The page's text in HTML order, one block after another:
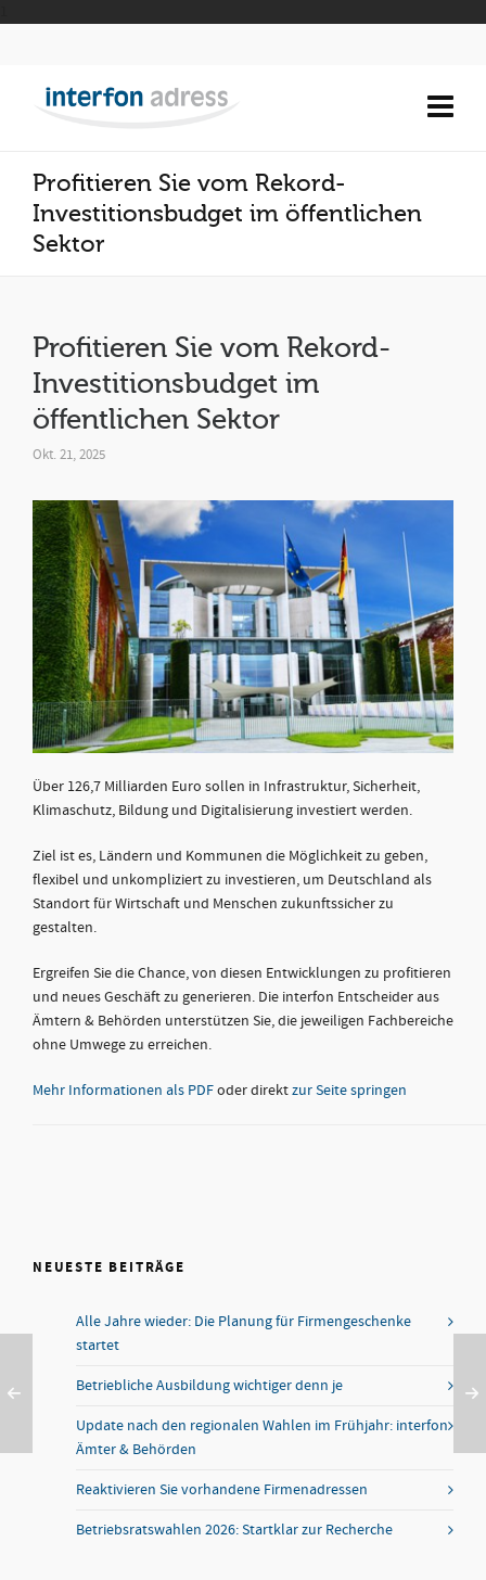
Profitieren Sie vom Rekord-
Investitionsbudget im öffentlichen
Sektor
Profitieren Sie vom Rekord-
Investitionsbudget im
öffentlichen Sektor
Okt. 21, 2025
Über 126,7 Milliarden Euro sollen in Infrastruktur, Sicherheit,
Klimaschutz, Bildung und Digitalisierung investiert werden.
Ziel ist es, Ländern und Kommunen die Möglichkeit zu geben,
flexibel und unkompliziert zu investieren, um Deutschland als
Standort für Wirtschaft und Menschen zukunftssicher zu
gestalten.
Ergreifen Sie die Chance, von diesen Entwicklungen zu profitieren
und neues Geschäft zu generieren. Die interfon Entscheider aus
Ämtern & Behörden unterstützen Sie, die jeweiligen Fachbereiche
ohne Umwege zu erreichen.
Mehr Informationen als PDFoder direktzur Seite springen
NEUESTE BEITRÄGE
Alle Jahre wieder: Die Planung für Firmengeschenke
startet
Betriebliche Ausbildung wichtiger denn je
Update nach den regionalen Wahlen im Frühjahr: interfon
Ämter & Behörden
Reaktivieren Sie vorhandene Firmenadressen
Betriebsratswahlen 2026: Startklar zur Recherche